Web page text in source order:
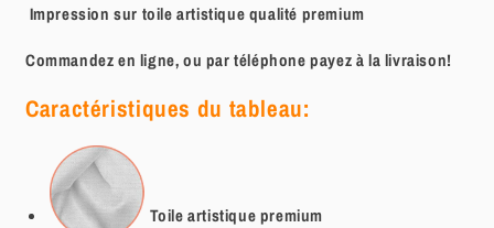
Impression sur toile artistique qualité premium
Commandez en ligne, ou par téléphone payez à la livraison!
Caractéristiques du tableau:
Toile artistiquepremium